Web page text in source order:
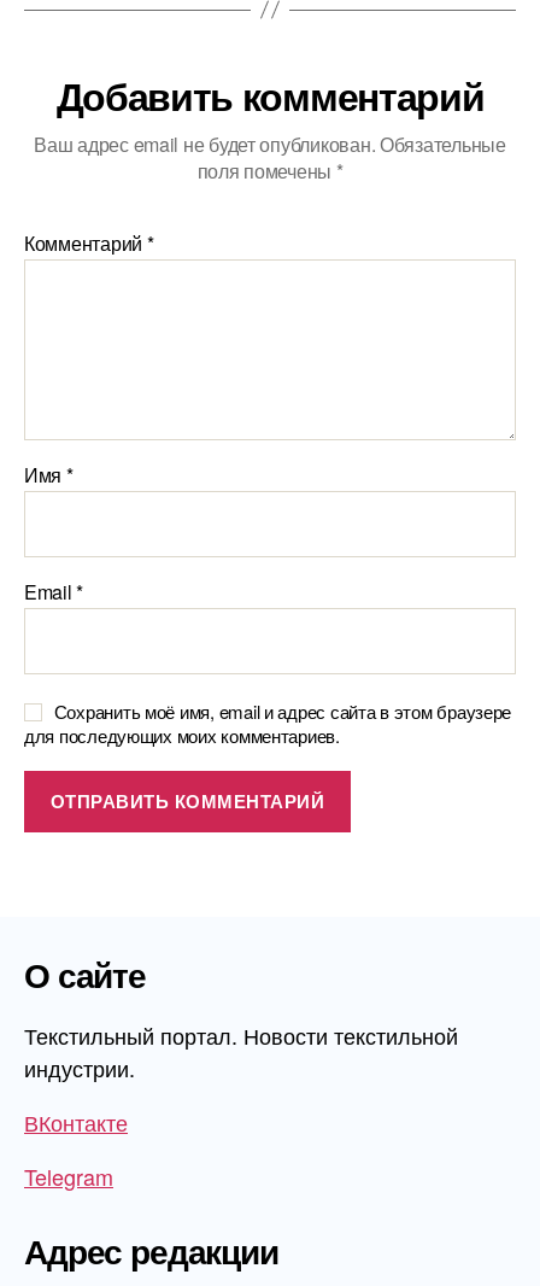
Добавить комментарий
Ваш адрес email не будет опубликован.Обязательные
поля помечены *
Комментарий *
Имя *
Email*
Сохранить моё имя, email и адрес сайта в этом браузере
для последующих моих комментариев.
О сайте
Текстильный портал. Новости текстильной
индустрии.
ВКонтакте
Telegram
Адрес редакции